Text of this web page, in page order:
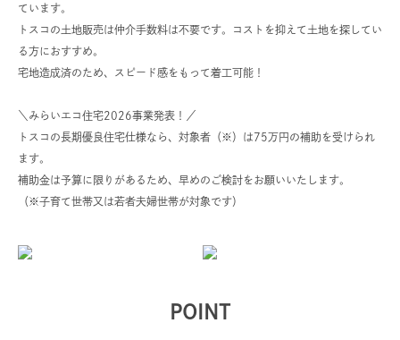
ています。
トスコの土地販売は仲介手数料は不要です。コストを抑えて土地を探してい
る方におすすめ。
宅地造成済のため、スピード感をもって着工可能！
＼みらいエコ住宅2026事業発表！／
トスコの長期優良住宅仕様なら、対象者（※）は75万円の補助を受けられ
ます。
補助金は予算に限りがあるため、早めのご検討をお願いいたします。
（※子育て世帯又は若者夫婦世帯が対象です）
POINT